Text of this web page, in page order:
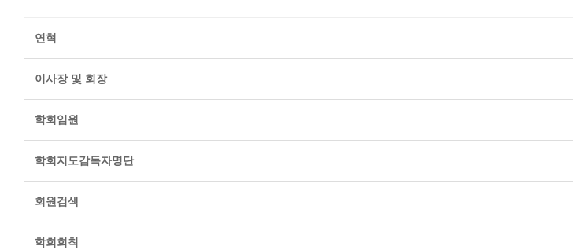
연혁
이사장 및 회장
학회임원
학회지도감독자명단
회원검색
학회회칙